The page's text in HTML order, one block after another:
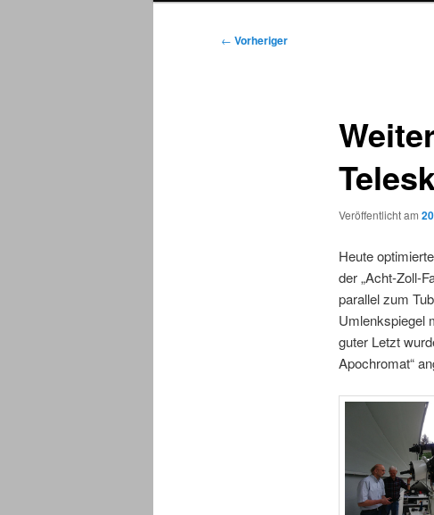
Beitragsnavigation
← Vorheriger
Veröffentlicht am
Heute
der „Acht-Zoll-
parallel zum
Umlenkspiegel
guter Letzt
Apochromat“